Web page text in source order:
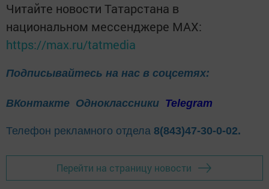
Читайте новости Татарстана в
национальном мессенджере MАХ:
https://max.ru/tatmedia
Подписывайтесь на нас в соцсетях:
ВКонтакте Одноклассники Telegram
Телефон рекламного отдела 8(843)47-30-0-02.
Перейти на страницу новости